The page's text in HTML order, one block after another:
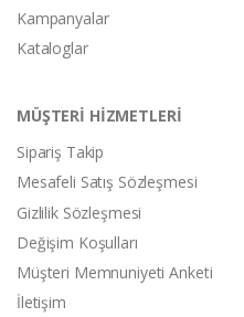
Kampanyalar
Kataloglar
MÜŞTERİ HİZMETLERİ
Sipariş Takip
Mesafeli Satış Sözleşmesi
Gizlilik Sözleşmesi
Değişim Koşulları
Müşteri Memnuniyeti Anketi
İletişim